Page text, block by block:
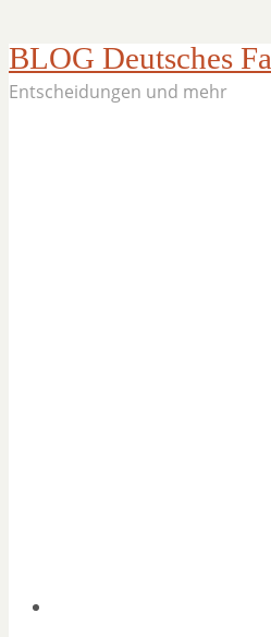
BLOG Deutsches
Entscheidungen und mehr